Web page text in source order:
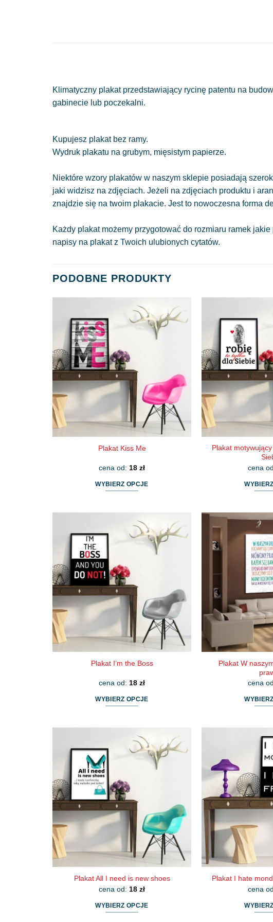
Klimatyczny plakat przedstawiający rycinę patentu na
gabinecie lub poczekalni.
Kupujesz plakat bez ramy.
Wydruk plakatu na grubym, mięsistym papierze.
Niektóre wzory plakatów w naszym sklepie posiadają
jaki widzisz na zdjęciach. Jeżeli na zdjęciach produktu i
znajdzie się na twoim plakacie. Jest to nowoczesna forma
Każdy plakat możemy przygotować do rozmiaru ramek
napisy na plakat z Twoich ulubionych cytatów.
PODOBNE PRODUKTY
Plakat Kiss Me
cena od: 18 zł
WYBIERZ OPCJE
wiele
wariantów.
można
wybrać
stronie
produktu
Plakat
cena
Plakat I’m the Boss
cena od: 18 zł
WYBIERZ OPCJE
wiele
wariantów.
można
wybrać
stronie
produktu
Plakat W
cena
Plakat All I need is new shoes
cena od: 18 zł
WYBIERZ OPCJE
Plakat I hate
cena